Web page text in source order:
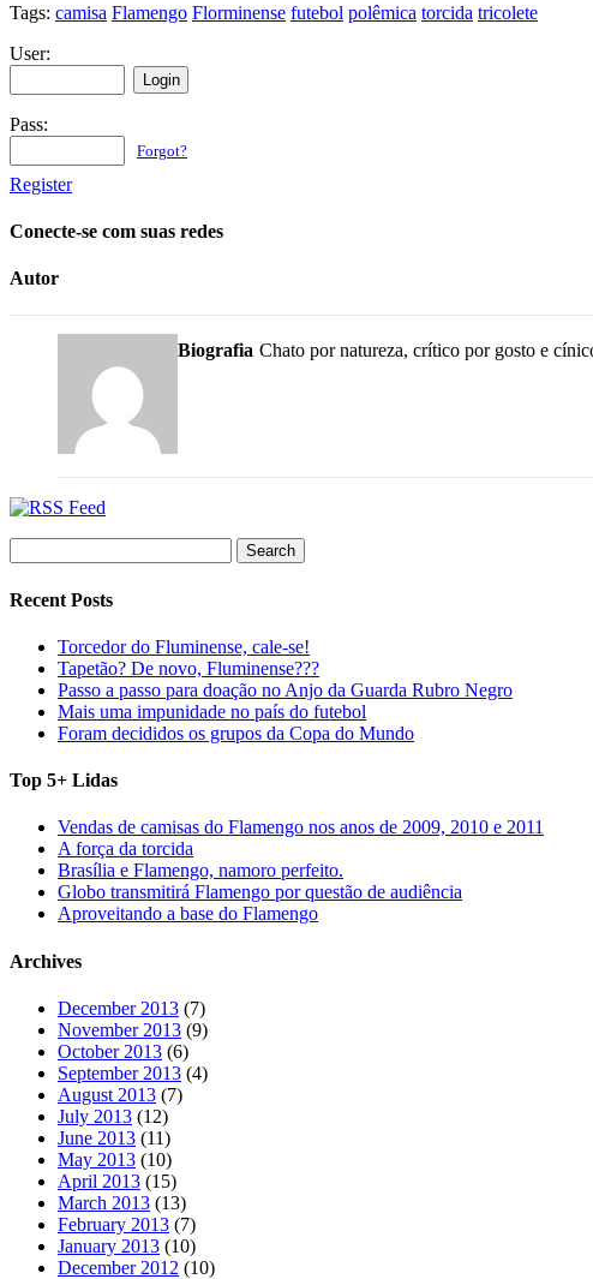
Tags: camisa Flamengo Florminense futebol polêmica torcida tricolete
User:
Pass:
Forgot?
Register
Conecte-se com suas redes
Autor
Biografia Chato por natureza, crítico por gosto e
for:
Recent Posts
Torcedor do Fluminense, cale-se!
Tapetão? De novo, Fluminense???
Passo a passo para doação no Anjo da Guarda Rubro Negro
Mais uma impunidade no país do futebol
Foram decididos os grupos da Copa do Mundo
Top 5+ Lidas
Vendas de camisas do Flamengo nos anos de 2009, 2010 e 2011
A força da torcida
Brasília e Flamengo, namoro perfeito.
Globo transmitirá Flamengo por questão de audiência
Aproveitando a base do Flamengo
Archives
December 2013 (7)
November 2013 (9)
October 2013 (6)
September 2013 (4)
August 2013 (7)
July 2013 (12)
June 2013 (11)
May 2013 (10)
April 2013 (15)
March 2013 (13)
February 2013 (7)
January 2013 (10)
December 2012 (10)